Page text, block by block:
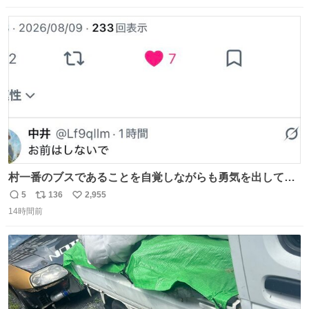
ト
数
村一番のブスであることを自覚しながらも勇気を出して村
長の息子に恋文を書いたら翌日村の共用井戸に捨てられて
たときの顔になった
返
信
5
リ
ポ
ト
数
136
い
数
2,955
14時間前